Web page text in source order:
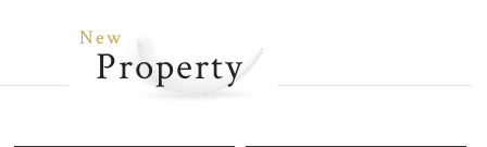
New
Property